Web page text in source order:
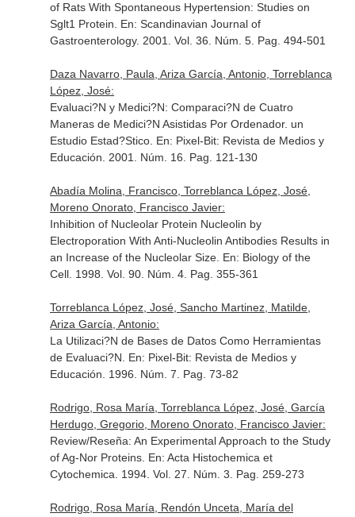
of Rats With Spontaneous Hypertension: Studies on
Sglt1 Protein. En: Scandinavian Journal of
Gastroenterology. 2001. Vol. 36. Núm. 5. Pag. 494-501
Daza Navarro, Paula, Ariza García, Antonio, Torreblanca
López, José:
Evaluaci?N y Medici?N: Comparaci?N de Cuatro
Maneras de Medici?N Asistidas Por Ordenador. un
Estudio Estad?Stico. En: Pixel-Bit: Revista de Medios y
Educación . 2001. Núm. 16. Pag. 121-130
Abadía Molina, Francisco, Torreblanca López, José,
Moreno Onorato, Francisco Javier:
Inhibition of Nucleolar Protein Nucleolin by
Electroporation With Anti-Nucleolin Antibodies Results in
an Increase of the Nucleolar Size. En: Biology of the
Cell. 1998. Vol. 90. Núm. 4. Pag. 355-361
Torreblanca López, José, Sancho Martinez, Matilde,
Ariza García, Antonio:
La Utilizaci?N de Bases de Datos Como Herramientas
de Evaluaci?N. En: Pixel-Bit: Revista de Medios y
Educación . 1996. Núm. 7. Pag. 73-82
Rodrigo, Rosa María, Torreblanca López, José, García
Herdugo, Gregorio, Moreno Onorato, Francisco Javier:
Review/Reseña: An Experimental Approach to the Study
of Ag-Nor Proteins. En: Acta Histochemica et
Cytochemica . 1994. Vol. 27. Núm. 3. Pag. 259-273
Rodrigo, Rosa María, Rendón Unceta, María del